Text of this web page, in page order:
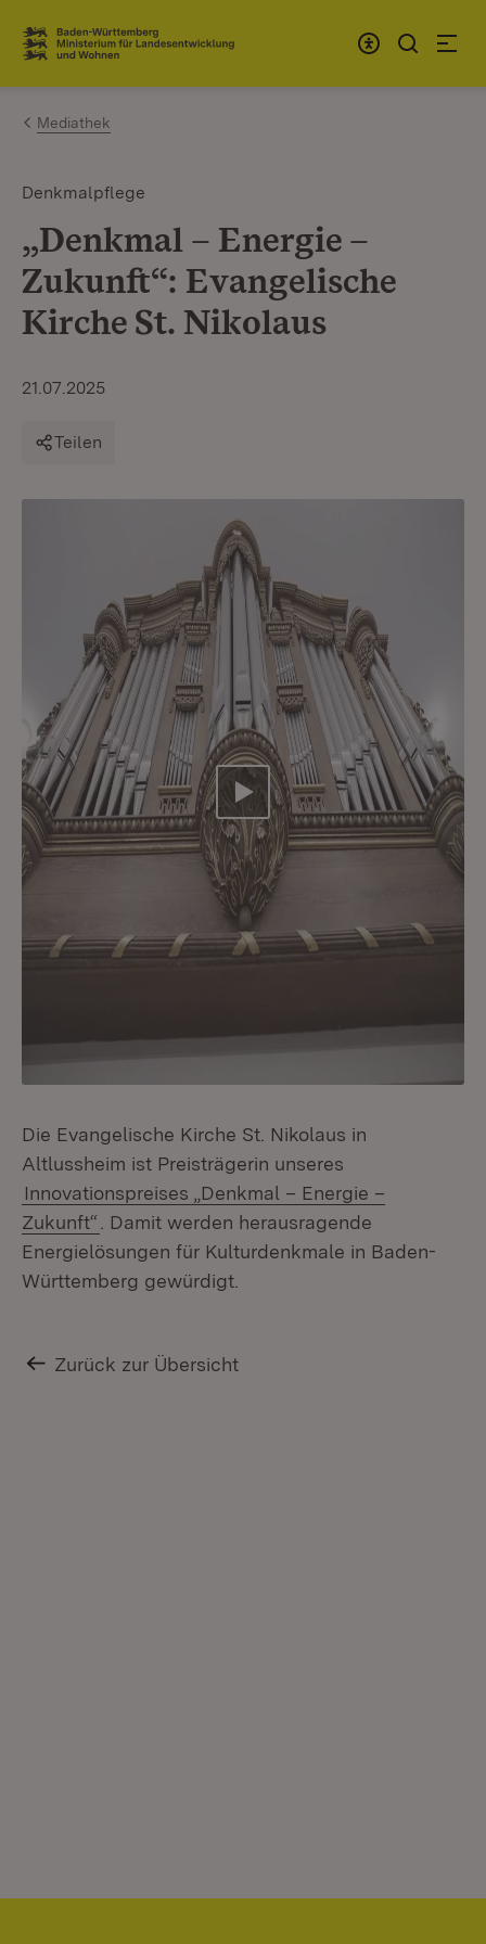
Zum Inhalt springen
Link zur Startseite
Mediathek
Denkmalpflege
„Denkmal – Energie –
Zukunft“: Evangelische
Kirche St. Nikolaus
21.07.2025
Teilen
Video abspielen
Die Evangelische Kirche St. Nikolaus in
Altlussheim ist Preisträgerin unseres
Innovationspreises „Denkmal – Energie –
Zukunft“ . Damit werden herausragende
Energielösungen für Kulturdenkmale in Baden-
Württemberg gewürdigt.
Zurück zur Übersicht